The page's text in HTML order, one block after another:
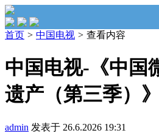
首页 > 中国电视 > 查看内容
中国电视-《中国
遗产（第三季）
admin 发表于 26.6.2026 19:31